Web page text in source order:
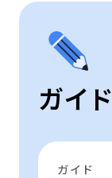
ガイド
ガイド